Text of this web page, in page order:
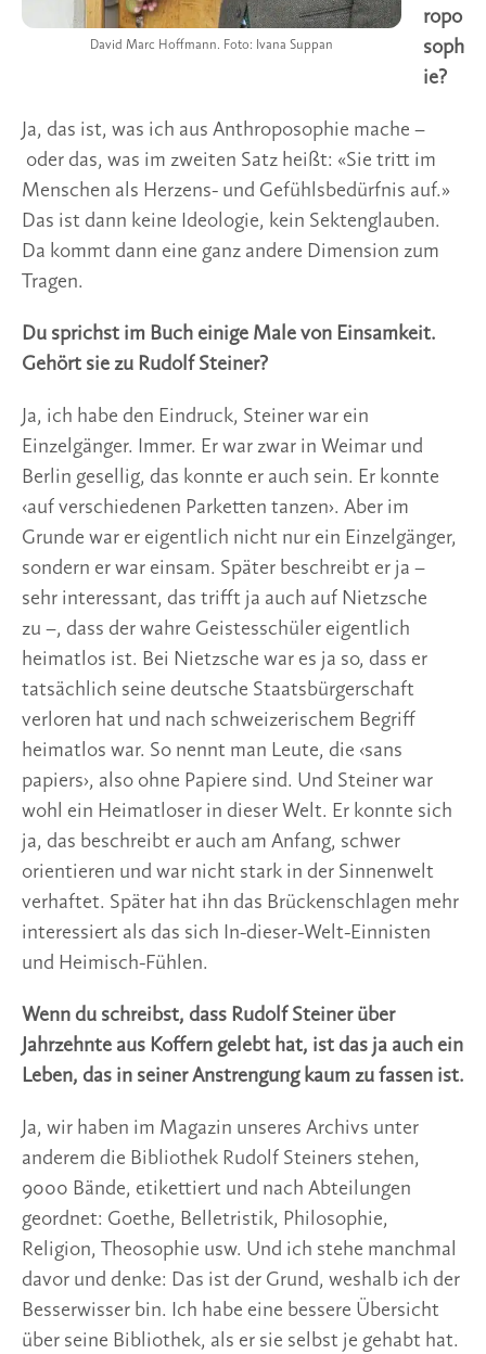
David Marc Hoffmann. Foto: Ivana Suppan
ropo
soph
ie?
Ja, das ist, was ich aus Anthroposophie mache –
oder das, was im zweiten Satz heißt: «Sie tritt im
Menschen als Herzens- und Gefühlsbedürfnis auf.»
Das ist dann keine Ideologie, kein Sektenglauben.
Da kommt dann eine ganz andere Dimension zum
Tragen.
Du sprichst im Buch einige Male von Einsamkeit.
Gehört sie zu Rudolf Steiner?
Ja, ich habe den Eindruck, Steiner war ein
Einzelgänger. Immer. Er war zwar in Weimar und
Berlin gesellig, das konnte er auch sein. Er konnte
‹auf verschiedenen Parketten tanzen›. Aber im
Grunde war er eigentlich nicht nur ein Einzelgänger,
sondern er war einsam. Später beschreibt er ja –
sehr interessant, das trifft ja auch auf Nietzsche
zu –, dass der wahre Geistesschüler eigentlich
heimatlos ist. Bei Nietzsche war es ja so, dass er
tatsächlich seine deutsche Staatsbürgerschaft
verloren hat und nach schweizerischem Begriff
heimatlos war. So nennt man Leute, die ‹sans
papiers›, also ohne Papiere sind. Und Steiner war
wohl ein Heimatloser in dieser Welt. Er konnte sich
ja, das beschreibt er auch am Anfang, schwer
orientieren und war nicht stark in der Sinnenwelt
verhaftet. Später hat ihn das Brückenschlagen mehr
interessiert als das sich In-dieser-Welt-Einnisten
und Heimisch-Fühlen.
Wenn du schreibst, dass Rudolf Steiner über
Jahrzehnte aus Koffern gelebt hat, ist das ja auch ein
Leben, das in seiner Anstrengung kaum zu fassen ist.
Ja, wir haben im Magazin unseres Archivs unter
anderem die Bibliothek Rudolf Steiners stehen,
9000 Bände, etikettiert und nach Abteilungen
geordnet: Goethe, Belletristik, Philosophie,
Religion, Theosophie usw. Und ich stehe manchmal
davor und denke: Das ist der Grund, weshalb ich der
Besserwisser bin. Ich habe eine bessere Übersicht
über seine Bibliothek, als er sie selbst je gehabt hat.